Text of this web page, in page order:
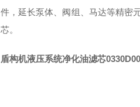
件，延长泵体、阀组、马达等精密
芯。
盾构机液压系统净化油滤芯